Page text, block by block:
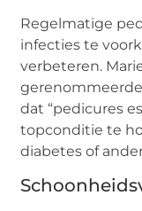
Regelmatige
infecties te
verbeteren.
dat “pedicures
topconditie te
diabetes of